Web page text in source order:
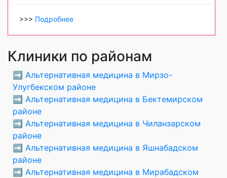
>>> Подробнее
Клиники по районам
➡️ Альтернативная медицина в Мирзо-
Улугбекском районе
➡️ Альтернативная медицина в Бектемирском
районе
➡️ Альтернативная медицина в Чиланзарском
районе
➡️ Альтернативная медицина в Яшнабадском
районе
➡️ Альтернативная медицина в Мирабадском